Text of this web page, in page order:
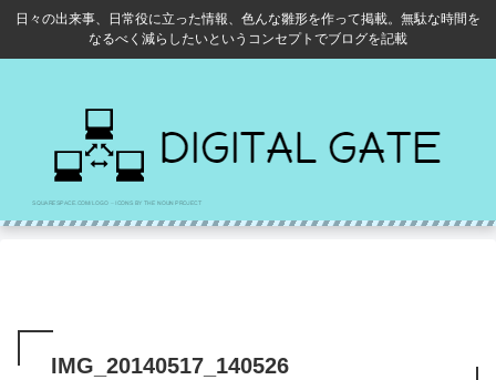
日々の出来事、日常役に立った情報、色んな雛形を作って掲載。無駄な時間を
なるべく減らしたいというコンセプトでブログを記載
IMG_20140517_140526